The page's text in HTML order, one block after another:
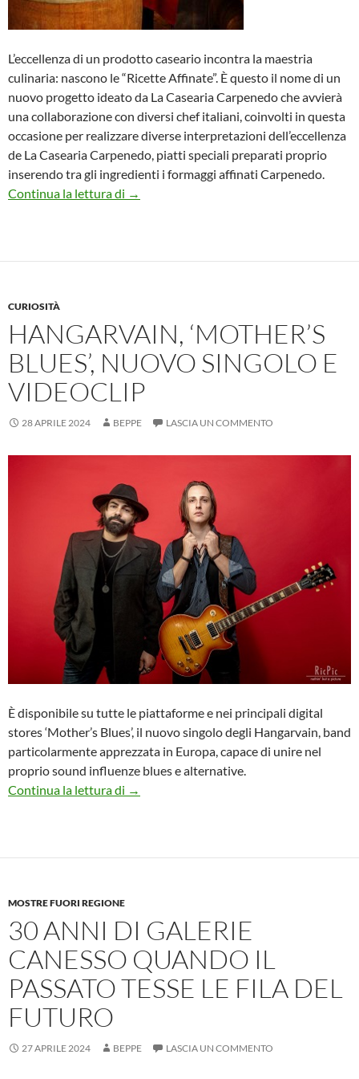
L’eccellenza di un prodotto caseario incontra la maestria
culinaria: nascono le “Ricette Affinate”. È questo il nome di un
nuovo progetto ideato da La Casearia Carpenedo che avvierà
una collaborazione con diversi chef italiani, coinvolti in questa
occasione per realizzare diverse interpretazioni dell’eccellenza
de La Casearia Carpenedo, piatti speciali preparati proprio
inserendo tra gli ingredienti i formaggi affinati Carpenedo.
Continua la lettura di Le Ricette Affinate: il nuovo progetto de
→
CURIOSITÀ
HANGARVAIN, ‘MOTHER’S
BLUES’, NUOVO SINGOLO E
VIDEOCLIP
28 APRILE 2024 BEPPE LASCIA UN COMMENTO
È disponibile su tutte le piattaforme e nei principali digital
stores ‘Mother’s Blues’, il nuovo singolo degli Hangarvain, band
particolarmente apprezzata in Europa, capace di unire nel
proprio sound influenze blues e alternative.
Continua la lettura di HANGARVAIN, ‘MOTHER’S BLUES’,
→
MOSTRE FUORI REGIONE
30 ANNI DI GALERIE
CANESSO QUANDO IL
PASSATO TESSE LE FILA DEL
FUTURO
27 APRILE 2024 BEPPE LASCIA UN COMMENTO